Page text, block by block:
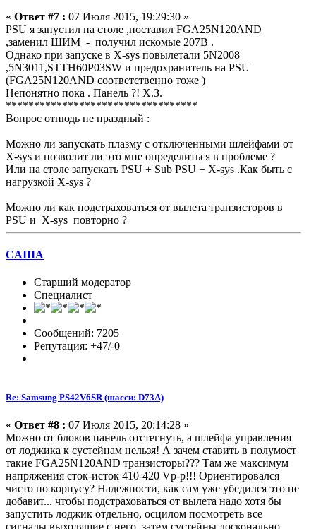
« Ответ #7 : 07 Июля 2015, 19:29:30 »
PSU я запустил на столе ,поставил FGA25N120AND
,заменил ШИМ - получил искомые 207В .
Однако при запуске в X-sys повылетали 5N2008
,5N3011,STTH60P03SW и предохранитель на PSU
(FGA25N120AND соответственно тоже )
Непонятно пока . Панель ?! Х.З.
**********************************
Вопрос отнюдь не праздный :
Можно ли запускать плазму с отключенными шлейфами от
X-sys и позволит ли это мне определиться в проблеме ?
Или на столе запускать PSU + Sub PSU + X-sys .Как быть с
нагрузкой X-sys ?
Можно ли как подстраховаться от вылета транзисторов в
PSU и X-sys повторно ?
CAIIIA
Старший модератор
Специалист
Сообщений: 7205
Репутация: +47/-0
Re: Samsung PS42V6SR (шасси: D73A)
« Ответ #8 : 07 Июля 2015, 20:14:28 »
Можно от блоков панель отстегнуть, а шлейфа управления
от лоджика к сустейнам нельзя! А зачем ставить в полумост
такие FGA25N120AND транзисторы??? Там же максимум
напряжения сток-исток 410-420 Vp-p!!! Ориентировался
чисто по корпусу? Надежности, как сам уже убедился это не
добавит... чтобы подстраховаться от вылета надо хотя бы
запустить лоджик отдельно, осцилом посмотреть все